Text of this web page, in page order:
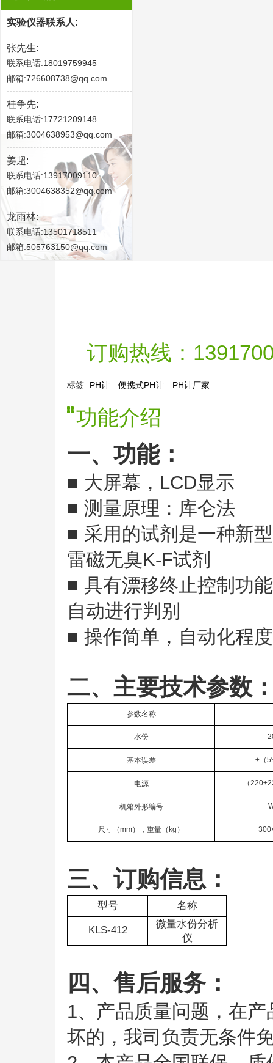
实验仪器联系人:
张先生:
联系电话:18019759945
邮箱:726608738@qq.com
桂争先:
联系电话:17721209148
邮箱:3004638953@qq.com
姜超:
联系电话:13917009110
邮箱:3004638352@qq.com
龙雨林:
联系电话:13501718511
邮箱:505763150@qq.com
订购热线：
标签: PH计 便携式PH计 PH计厂家
功能介绍
一、功能：
■ 大屏幕，LCD显示
■ 测量原理：库仑法
■ 采用的试剂是一种新
雷磁无臭K-F试剂
■ 具有漂移终止控制功
自动进行判别
■ 操作简单，自动化程
二、主要技术参数
参数名称
水份
基本误差 ±（
电源 （
机箱外形编号
尺寸（mm），重量（kg）
三、订购信息：
型号 名称
KLS-412
微量水份分析
仪
四、售后服务：
1、产品质量问题，在
坏的，我司负责无条件